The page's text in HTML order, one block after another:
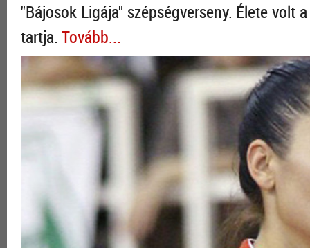
"Bájosok Ligája" szépségverseny. Élete
tartja. Tovább...